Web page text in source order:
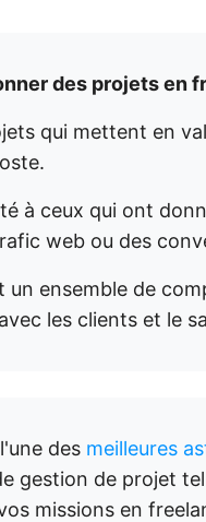
des projets en
qui mettent en
à ceux qui ont
web ou des
un ensemble de
les clients et le
l'une des meilleures
gestion de projet
missions en